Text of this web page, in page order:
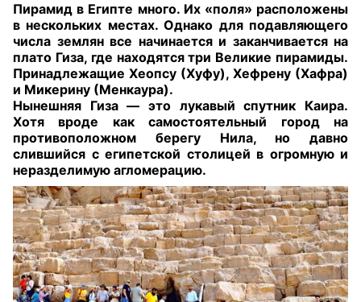
Пирамид в Египте много. Их «поля» расположены
в нескольких местах. Однако для подавляющего
числа землян все начинается и заканчивается на
плато Гиза, где находятся три Великие пирамиды.
Принадлежащие Хеопсу (Хуфу), Хефрену (Хафра)
и Микерину (Менкаура).
Нынешняя Гиза — это лукавый спутник Каира.
Хотя вроде как самостоятельный город на
противоположном берегу Нила, но давно
слившийся с египетской столицей в огромную и
неразделимую агломерацию.